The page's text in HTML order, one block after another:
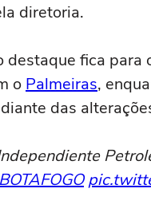
diretoria.
destaque fica para
o Palmeiras,
das